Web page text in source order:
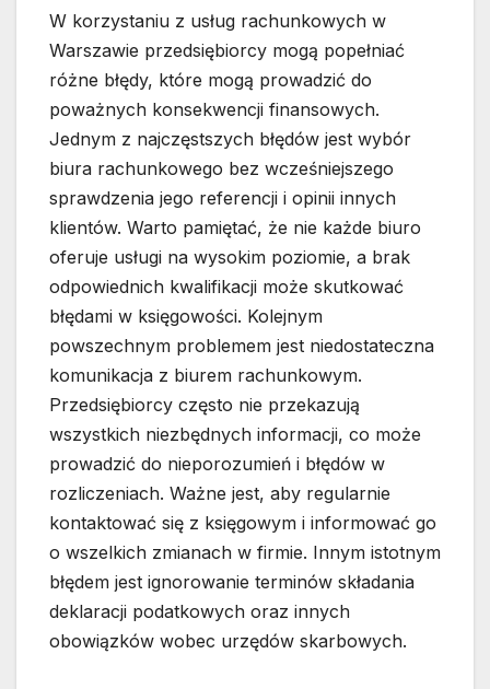
W korzystaniu z usług rachunkowych w
Warszawie przedsiębiorcy mogą popełniać
różne błędy, które mogą prowadzić do
poważnych konsekwencji finansowych.
Jednym z najczęstszych błędów jest wybór
biura rachunkowego bez wcześniejszego
sprawdzenia jego referencji i opinii innych
klientów. Warto pamiętać, że nie każde biuro
oferuje usługi na wysokim poziomie, a brak
odpowiednich kwalifikacji może skutkować
błędami w księgowości. Kolejnym
powszechnym problemem jest niedostateczna
komunikacja z biurem rachunkowym.
Przedsiębiorcy często nie przekazują
wszystkich niezbędnych informacji, co może
prowadzić do nieporozumień i błędów w
rozliczeniach. Ważne jest, aby regularnie
kontaktować się z księgowym i informować go
o wszelkich zmianach w firmie. Innym istotnym
błędem jest ignorowanie terminów składania
deklaracji podatkowych oraz innych
obowiązków wobec urzędów skarbowych.